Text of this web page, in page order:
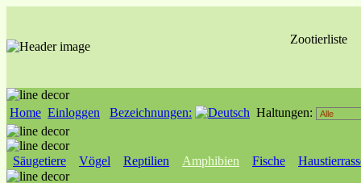
Zootierliste
Home Einloggen Bezeichnungen: Haltungen:
Säugetiere Vögel Reptilien Amphibien Fische